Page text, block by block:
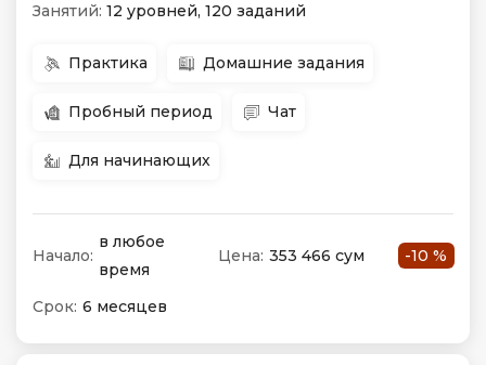
Занятий: 12 уровней, 120 заданий
Практика Домашние задания
Пробный период Чат
Для начинающих
Начало:
в любое
время
Цена: 353 466 сум -10 %
Срок: 6 месяцев